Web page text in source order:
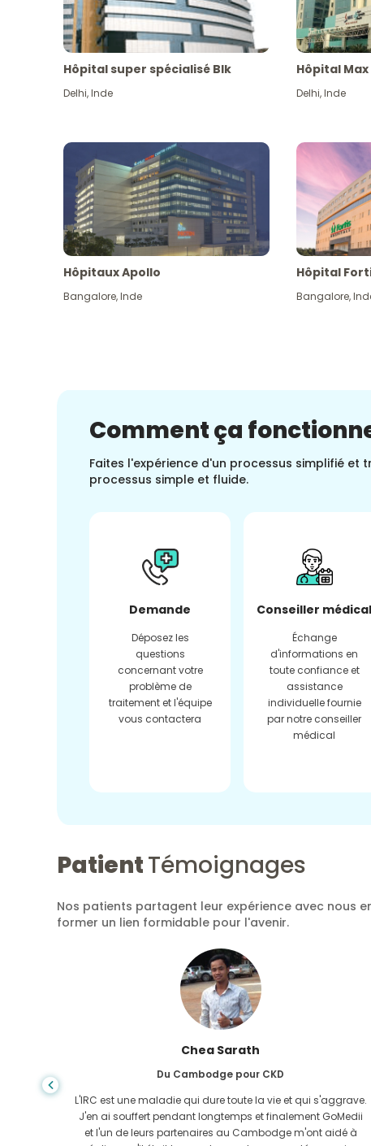
Hôpital super spécialisé Blk
Delhi,Inde
Hôpital
Delhi,Inde
Hôpitaux Apollo
Bangalore,Inde
Hôpital
Bangalore,
Comment ça
Faites l'expérience d'un processus simplifié
processus simple et fluide.
Demande
Déposez les
questions
concernant votre
problème de
traitement et l'équipe
vous contactera
Conseiller médical
Échange
d'informations en
toute confiance et
assistance
individuelle fournie
par notre conseiller
médical
PatientTémoignages
Nos patients partagent leur expérience avec nous
former un lien formidable pour l'avenir.
Chea Sarath
Du Cambodge pour CKD
L'IRC est une maladie qui dure toute la vie et qui s'aggrave.
J'en ai souffert pendant longtemps et finalement GoMedii
et l'un de leurs partenaires au Cambodge m'ont aidé à